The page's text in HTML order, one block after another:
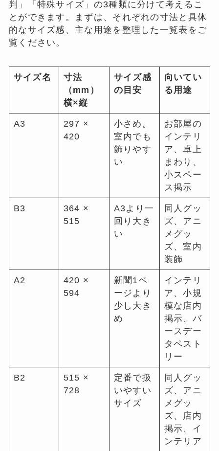
判」「特殊サイズ」の3種類に分けて考えるこ
とができます。まずは、それぞれの寸法と具体
的なサイズ感、主な用途を整理した一覧表をご
覧ください。
サイズ名
寸法
（mm）
横×縦
サイズ感
の目安
向いてい
る用途
A3
297 ×
420
小さめ。
室内でも
飾りやす
い
お部屋の
インテリ
ア、卓上
まわり、
小スペー
ス掲示
B3
364 ×
515
A3より一
回り大き
い
同人グッ
ズ、アニ
メグッ
ズ、室内
装飾
A2
420 ×
594
新聞1ペ
ージより
少し大き
め
インテリ
ア、小規
模な店内
掲示、バ
ースデー
タペスト
リー
B2
515 ×
728
定番で扱
いやすい
サイズ
同人グッ
ズ、アニ
メグッ
ズ、店内
掲示、イ
ンテリア